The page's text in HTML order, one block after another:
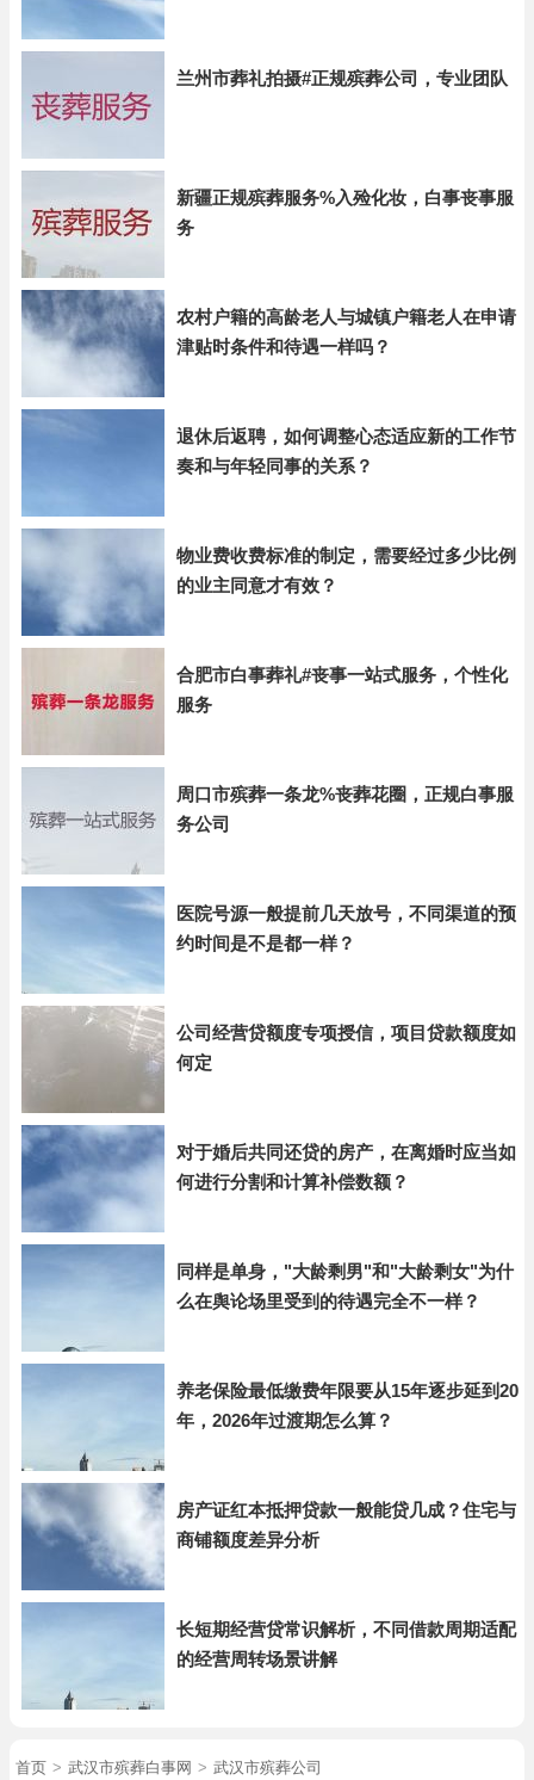
兰州市葬礼拍摄#正规殡葬公司，专业团队
新疆正规殡葬服务%入殓化妆，白事丧事服
务
农村户籍的高龄老人与城镇户籍老人在申请
津贴时条件和待遇一样吗？
退休后返聘，如何调整心态适应新的工作节
奏和与年轻同事的关系？
物业费收费标准的制定，需要经过多少比例
的业主同意才有效？
合肥市白事葬礼#丧事一站式服务，个性化
服务
周口市殡葬一条龙%丧葬花圈，正规白事服
务公司
医院号源一般提前几天放号，不同渠道的预
约时间是不是都一样？
公司经营贷额度专项授信，项目贷款额度如
何定
对于婚后共同还贷的房产，在离婚时应当如
何进行分割和计算补偿数额？
同样是单身，"大龄剩男"和"大龄剩女"为什
么在舆论场里受到的待遇完全不一样？
养老保险最低缴费年限要从15年逐步延到20
年，2026年过渡期怎么算？
房产证红本抵押贷款一般能贷几成？住宅与
商铺额度差异分析
长短期经营贷常识解析，不同借款周期适配
的经营周转场景讲解
首页 > 武汉市殡葬白事网 > 武汉市殡葬公司